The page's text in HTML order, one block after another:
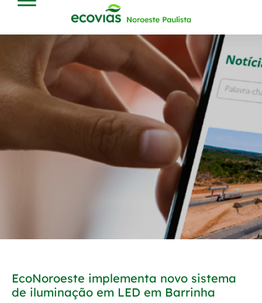
EcoNoroeste implementa novo sistema
de iluminação em LED em Barrinha